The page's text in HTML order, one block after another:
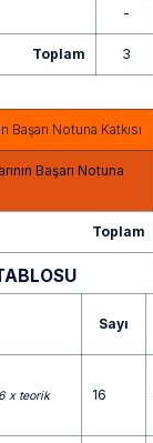
-
Toplam 3
Başarı Notuna Katkısı
Başarı Notuna
Toplam
Sayı
x teorik
16